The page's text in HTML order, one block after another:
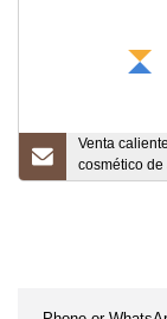
Venta
cosmético
4 '-